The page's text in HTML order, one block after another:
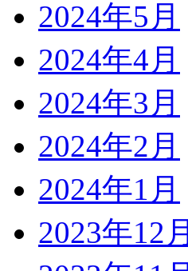
2024年5月
2024年4月
2024年3月
2024年2月
2024年1月
2023年12月